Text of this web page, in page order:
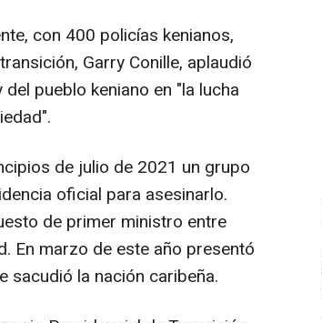
con 400 policías kenianos,
Garry Conille, aplaudió
pueblo keniano en "la lucha
de julio de 2021 un grupo
oficial para asesinarlo.
de primer ministro entre
En marzo de este año presentó
sacudió la nación caribeña.